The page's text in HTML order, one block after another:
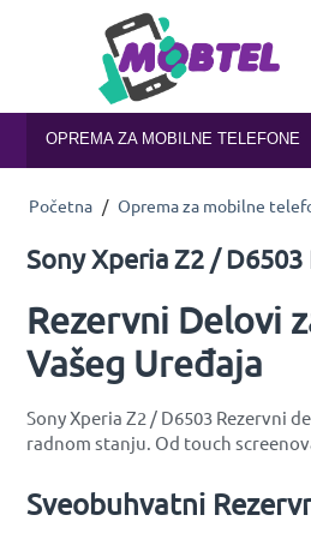
OPREMA ZA MOBILNE TELEFONE
Početna / Oprema za mobilne
Sony Xperia Z2 /
Rezervni Delovi
Vašeg Uređaja
Sony Xperia Z2 / D6503 Rezervni
radnom stanju. Od touch
Sveobuhvatni